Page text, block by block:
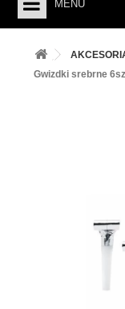
MENU
PIECZENIE
PODKŁADY /
Gwizdki srebrne